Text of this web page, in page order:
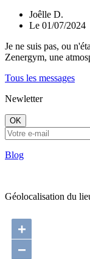
Joêlle D.
Le 01/07/2024
Je ne suis pas, ou
Zenergym, une
Tous les messages
Newletter
OK
Blog
Géolocalisation du
+
−